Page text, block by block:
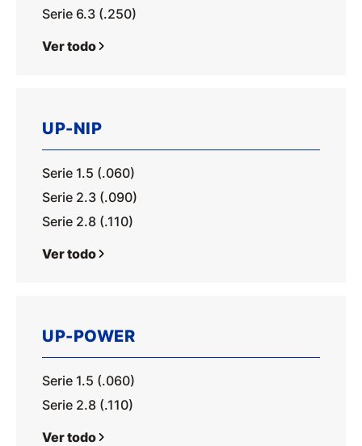
Serie 6.3 (.250)
Ver todo
UP-NIP
Serie 1.5 (.060)
Serie 2.3 (.090)
Serie 2.8 (.110)
Ver todo
UP-POWER
Serie 1.5 (.060)
Serie 2.8 (.110)
Ver todo